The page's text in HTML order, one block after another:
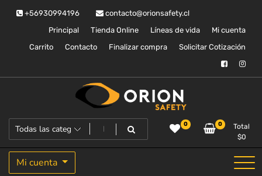
+56930994196
contacto@orionsafety.cl
Principal
Tienda Online Líneas de vida
Mi cuenta
Carrito
Contacto Finalizar compra Solicitar Cotización
Orion Safety
Equipos de proteccion personal 0 0
Total
$0
Mi cuenta